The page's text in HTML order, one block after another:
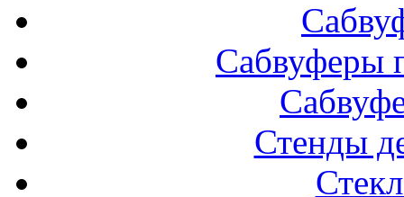
Сабвуферы
Стенды